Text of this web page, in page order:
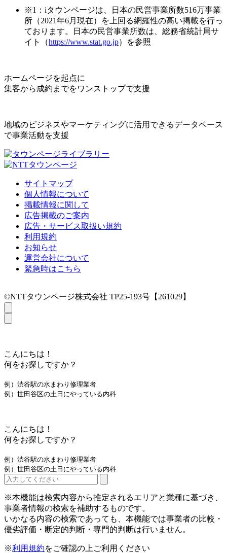
※1：iタウンページは、日本の民営事業所数516万事業
所（2021年6月現在）を上回る網羅性の高い掲載を行っ
ております。日本の民営事業所数は、総務省統計局サ
イト（https://www.stat.go.jp）を参照
ホームページを起点に
集客から成約までをワンストップで支援
地域のビジネスやマーケティングに活用できるデータベース
で事業活動を支援
サイトマップ
個人情報について
掲載情報に関して
広告掲載のご案内
広告・サービス取扱い規約
利用規約
お知らせ
運営会社について
緊急時はこちら
©NTTタウンページ株式会社 TP25-193号【261029】
こんにちは！
何をお探しですか？
例）渋谷駅の水まわり修理業者
例）世田谷区の土日にやっている内科
こんにちは！
何をお探しですか？
例）渋谷駅の水まわり修理業者
例）世田谷区の土日にやっている内科
※本機能は検索内容から推定されるエリアと業種に基づき、
事業者情報の検索を補助するものです。
いかなる内容の検索であっても、本機能では事業者の比較・
優劣評価・断定的判断・専門的判断は行いません。
※利用規約をご確認の上ご利用ください